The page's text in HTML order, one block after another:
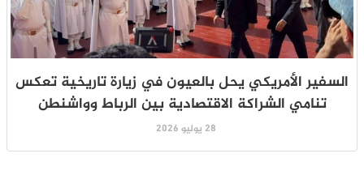
السفير الأمريكي يحل بالعيون في زيارة تاريخية تعكس
تنامي الشراكة الاقتصادية بين الرباط وواشنطن
28 يوليو 2026